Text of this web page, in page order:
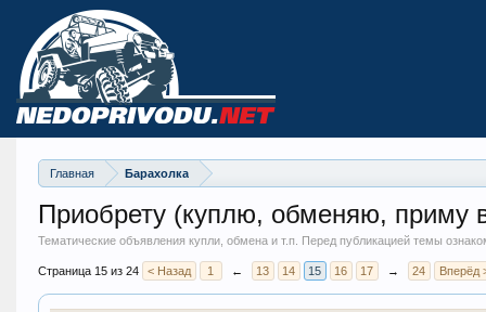
Главная Барахолка
Приобрету (куплю, обменяю, приму
Тематические объявления купли, обмена и т.п. Перед публикацией темы
Страница 15 из 24 < Назад 1 ← 13 14 15 16 17 → 24 Вперёд